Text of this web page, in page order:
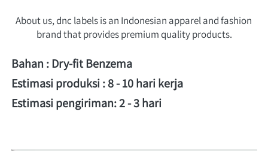
About us, dnc labels is an Indonesian apparel and fashion
brand that provides premium quality products.
Bahan : Dry-fit Benzema
Estimasi produksi : 8 - 10 hari kerja
Estimasi pengiriman: 2 - 3 hari